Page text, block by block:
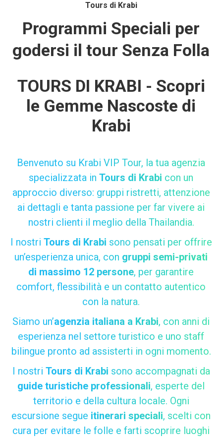
Tours di Krabi
Programmi Speciali per
godersi il tour Senza Folla
TOURS DI KRABI - Scopri
le Gemme Nascoste di
Krabi
Benvenuto su Krabi VIP Tour, la tua agenzia
specializzata in Tours di Krabi con un
approccio diverso: gruppi ristretti, attenzione
ai dettagli e tanta passione per far vivere ai
nostri clienti il meglio della Thailandia.
I nostri Tours di Krabi sono pensati per offrire
un’esperienza unica, con gruppi semi-privati
di massimo 12 persone, per garantire
comfort, flessibilità e un contatto autentico
con la natura.
Siamo un’agenzia italiana a Krabi, con anni di
esperienza nel settore turistico e uno staff
bilingue pronto ad assisterti in ogni momento.
I nostri Tours di Krabi sono accompagnati da
guide turistiche professionali, esperte del
territorio e della cultura locale. Ogni
escursione segue itinerari speciali, scelti con
cura per evitare le folle e farti scoprire luoghi